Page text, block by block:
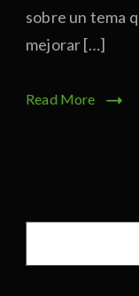
sobre un tema
mejorar […]
Read More